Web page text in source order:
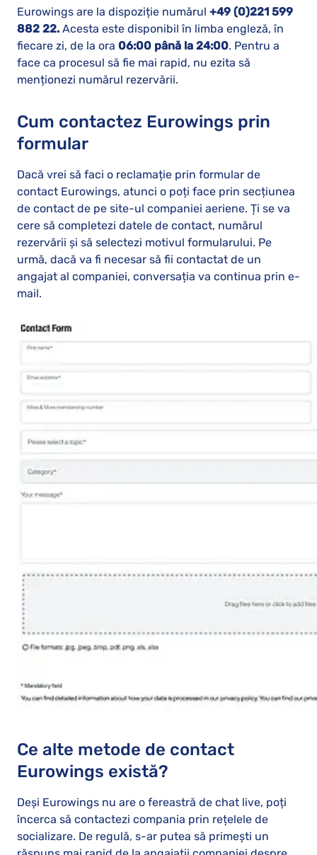
Eurowings are la dispoziție numărul +49 (0)221 599
882 22. Acesta este disponibil în limba engleză, în
fiecare zi, de la ora 06:00 până la 24:00. Pentru a
face ca procesul să fie mai rapid, nu ezita să
menționezi numărul rezervării.
Cum contactez Eurowings prin
formular
Dacă vrei să faci o reclamație prin formular de
contact Eurowings, atunci o poți face prin secțiunea
de contact de pe site-ul companiei aeriene. Ți se va
cere să completezi datele de contact, numărul
rezervării și să selectezi motivul formularului. Pe
urmă, dacă va fi necesar să fii contactat de un
angajat al companiei, conversația va continua prin e-
mail.
Ce alte metode de contact
Eurowings există?
Deși Eurowings nu are o fereastră de chat live, poți
încerca să contactezi compania prin rețelele de
socializare. De regulă, s-ar putea să primești un